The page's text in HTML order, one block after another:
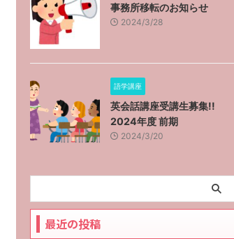
事務所移転のお知らせ
2024/3/28
語学講座
英会話講座受講生募集!!
2024年度 前期
2024/3/20
最近の投稿